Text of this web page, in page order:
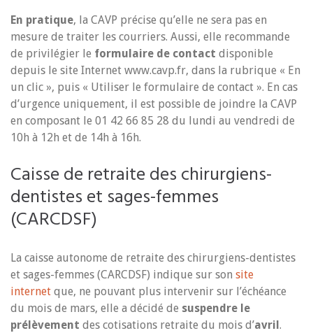
En pratique, la CAVP précise qu’elle ne sera pas en
mesure de traiter les courriers. Aussi, elle recommande
de privilégier le formulaire de contact disponible
depuis le site Internet www.cavp.fr, dans la rubrique « En
un clic », puis « Utiliser le formulaire de contact ». En cas
d’urgence uniquement, il est possible de joindre la CAVP
en composant le 01 42 66 85 28 du lundi au vendredi de
10h à 12h et de 14h à 16h.
Caisse de retraite des chirurgiens-
dentistes et sages-femmes
(CARCDSF)
La caisse autonome de retraite des chirurgiens-dentistes
et sages-femmes (CARCDSF) indique sur son site
internet que, ne pouvant plus intervenir sur l’échéance
du mois de mars, elle a décidé de suspendre le
prélèvement des cotisations retraite du mois d’avril .